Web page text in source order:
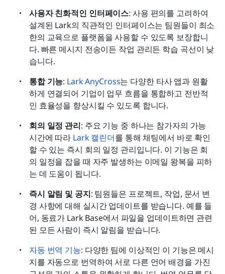
사용자 친화적인 인터페이스: 사용 편의를 고려하여
설계된 Lark의 직관적인 인터페이스는 팀원들이 최소
한의 교육으로 플랫폼을 사용할 수 있도록 보장합니
다. 빠른 메시지 전송이든 작업 관리든 학습 곡선이 낮
습니다.
통합 기능: Lark AnyCross는 다양한 타사 앱과 원활
하게 연결되어 기업이 업무 흐름을 통합하고 전반적
인 효율성을 향상시킬 수 있도록 합니다.
회의 일정 관리: 주요 기능 중 하나는 참가자의 가능
시간에 따라 Lark 캘린더를 통해 채팅에서 바로 확인
할 수 있는 즉시 회의 일정 관리입니다. 이 기능은 회
의 일정을 잡을 때 자주 발생하는 이메일 왕복을 피하
는 데 도움이 됩니다.
즉시 알림 및 공지: 팀원들은 프로젝트, 작업, 문서 변
경 사항에 대해 실시간 업데이트를 받습니다. 예를 들
어, 동료가 Lark Base에서 파일을 업데이트하면 관련
된 모든 사람이 즉시 알림을 받습니다.
자동 번역 기능: 다양한 팀에 이상적인 이 기능은 메시
지를 자동으로 번역하여 서로 다른 언어 배경을 가진